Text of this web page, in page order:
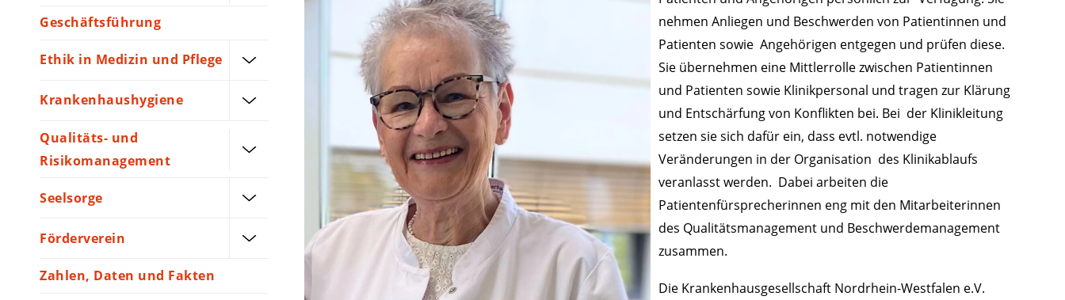
Geschäftsführung
Ethik in Medizin und Pflege
Krankenhaushygiene
Qualitäts- und
Risikomanagement
Seelsorge
Förderverein
Zahlen, Daten und Fakten
nehmen Anliegen und Beschwerden von Patientinnen und
Patienten sowie Angehörigen entgegen und prüfen diese.
Sie übernehmen eine Mittlerrolle zwischen Patientinnen
und Patienten sowie Klinikpersonal und tragen zur Klärung
und Entschärfung von Konflikten bei. Bei der Klinikleitung
setzen sie sich dafür ein, dass evtl. notwendige
Veränderungen in der Organisation des Klinikablaufs
veranlasst werden. Dabei arbeiten die
Patientenfürsprecherinnen eng mit den Mitarbeiterinnen
des Qualitätsmanagement und Beschwerdemanagement
zusammen.
Die Krankenhausgesellschaft Nordrhein-Westfalen e.V.